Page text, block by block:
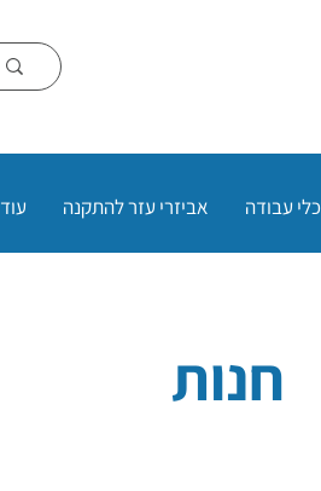
כלי עבודה אביזרי עזר להתקנה עוד
חנות